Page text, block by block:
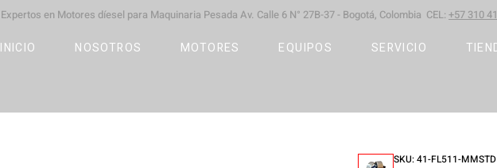
Expertos en Motores díesel para Maquinaria Pesada Av. Calle 6 N° 27B-37 - Bogotá, Colombia CEL: +57 310
INICIO NOSOTROS MOTORES EQUIPOS SERVICIO
SKU: 41-FL511-MMSTD